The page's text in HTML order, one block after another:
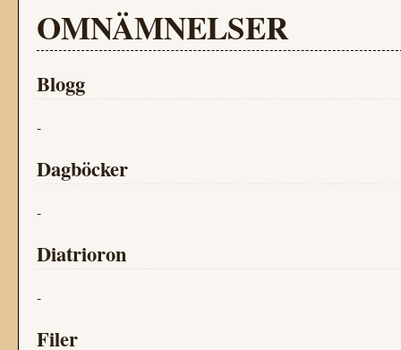
OMNÄMNELSER
Blogg
-
Dagböcker
-
Diatrioron
-
Filer